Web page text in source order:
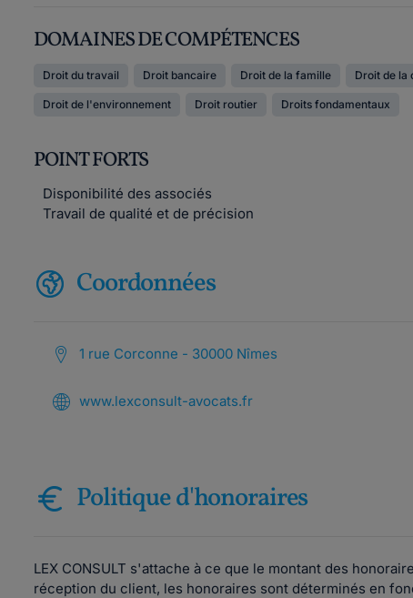
DOMAINES DE COMPÉTENCES
Droit du travail Droit bancaire Droit de la famille Droit de la
Droit de l'environnement Droit routier Droits fondamentaux
POINT FORTS
Disponibilité des associés
Travail de qualité et de précision
Coordonnées
1 rue Corconne - 30000 Nîmes
www.lexconsult-avocats.fr
Politique d'honoraires
LEX CONSULT s'attache à ce que le montant des
réception du client, les honoraires sont déterminés en